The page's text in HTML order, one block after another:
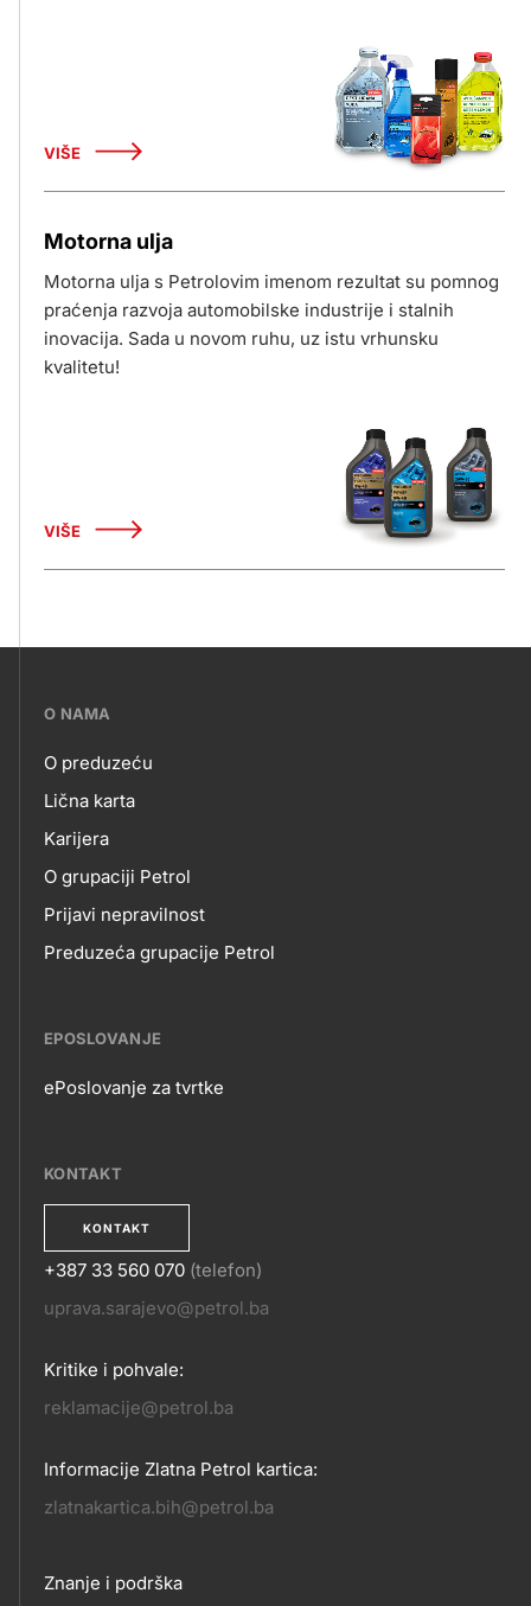
VIŠE
Motorna ulja
Motorna ulja s Petrolovim imenom rezultat su pomnog
praćenja razvoja automobilske industrije i stalnih
inovacija. Sada u novom ruhu, uz istu vrhunsku
kvalitetu!
VIŠE
???
skupno.footer-
title???
O NAMA
O
NAMA
O preduzeću
Lična karta
Karijera
O grupaciji Petrol
Prijavi nepravilnost
Preduzeća grupacije Petrol
EPOSLOVANJE
ePoslovanje za tvrtke
KONTAKT
KONTAKT
KONTAKT
+387 33 560 070 (telefon)
uprava.sarajevo@petrol.ba
Kritike i pohvale:
reklamacije@petrol.ba
Informacije Zlatna Petrol kartica:
zlatnakartica.bih@petrol.ba
Footer
Znanje i podrška